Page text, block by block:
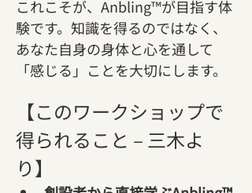
これこそが、Anbling™が目指す体
験です。知識を得るのではなく、
あなた自身の身体と心を通して
「感じる」ことを大切にします。
【このワークショップで
得られること – 三木よ
り】